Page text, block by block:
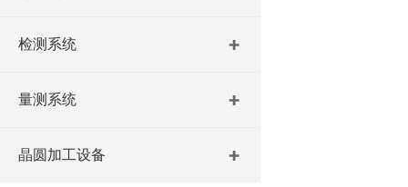
检测系统
量测系统
晶圆加工设备